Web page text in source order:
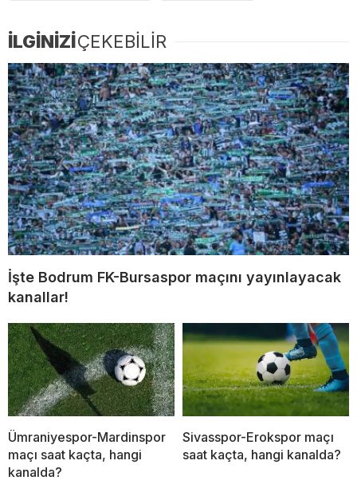
İLGİNİZİÇEKEBİLİR
İşte Bodrum FK-Bursaspor maçını yayınlayacak
kanallar!
Ümraniyespor-Mardinspor
maçı saat kaçta, hangi
kanalda?
Sivasspor-Erokspor maçı
saat kaçta, hangi kanalda?